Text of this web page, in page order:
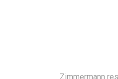
Zimmermann